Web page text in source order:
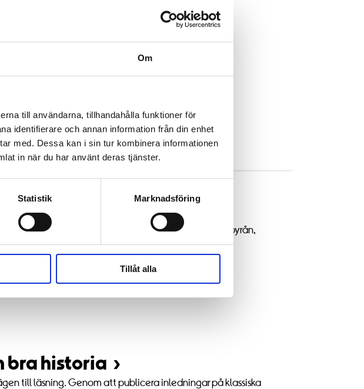
Om
till användarna, tillhandahålla funktioner för
identifierare och annan information från din enhet
med. Dessa kan i sin tur kombinera informationen
in när du har använt deras tjänster.
Statistik Marknadsföring
Tillåt alla
för att se youtube-klippet.
har Pressbyrån tagit fram den digitala tjänsten Läsbyrån,
till barn i mellanstadiet. Tjänsten är gratis.
bra historia
till läsning. Genom att publicera inledningar på klassiska